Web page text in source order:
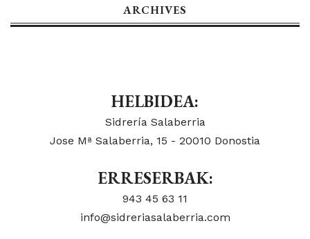
ARCHIVES
HELBIDEA:
Sidrería Salaberria
Jose Mª Salaberria, 15 - 20010 Donostia
ERRESERBAK:
943 45 63 11
info@sidreriasalaberria.com